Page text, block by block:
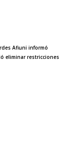
Afiuni informó
eliminar restricciones